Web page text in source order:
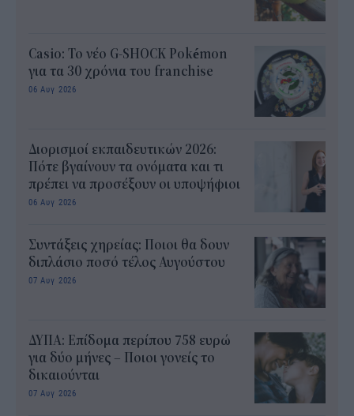
Casio: Το νέο G-SHOCK Pokémon
για τα 30 χρόνια του franchise
06 Αυγ 2026
Διορισμοί εκπαιδευτικών 2026:
Πότε βγαίνουν τα ονόματα και τι
πρέπει να προσέξουν οι υποψήφιοι
06 Αυγ 2026
Συντάξεις χηρείας: Ποιοι θα δουν
διπλάσιο ποσό τέλος Αυγούστου
07 Αυγ 2026
ΔΥΠΑ: Επίδομα περίπου 758 ευρώ
για δύο μήνες – Ποιοι γονείς το
δικαιούνται
07 Αυγ 2026